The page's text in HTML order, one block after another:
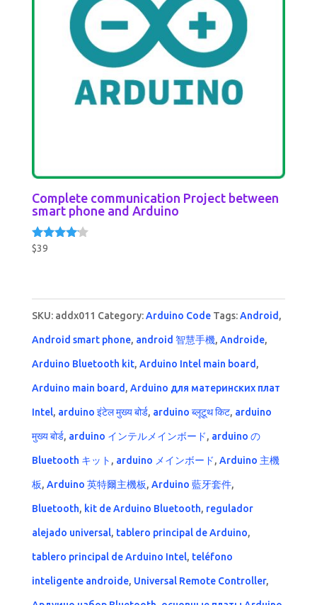
Complete communication Project between
smart phone and Arduino
Rated
$39
SKU: addx011 Category:Arduino Code Tags:Android ,
Android smart phone, android 智慧手機, Androide,
Arduino Bluetooth kit, Arduino Intel main board ,
Arduino main board , Arduino для материнских плат
Intel, arduino इंटेल मुख्य बोर्ड, arduino ब्लूटूथ किट, arduino
मुख्य बोर्ड, arduino インテルメインボード, arduino の
Bluetooth キット , arduino メインボード, Arduino 主機
板, Arduino 英特爾主機板, Arduino 藍牙套件,
Bluetooth, kit de Arduino Bluetooth, regulador
alejado universal, tablero principal de Arduino,
tablero principal de Arduino Intel, teléfono
inteligente androide, Universal Remote Controller,